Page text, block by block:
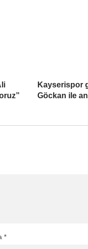
Kayserispor
Göckan ile
*